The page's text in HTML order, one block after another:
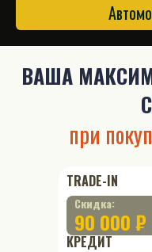
ВАША
при
TRADE-IN
Скидка:
90 000 ₽
КРЕДИТ